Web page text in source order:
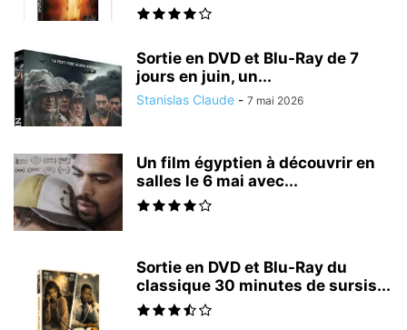
Sortie en DVD et Blu-Ray de 7
jours en juin, un...
Stanislas Claude - 7 mai 2026
Un film égyptien à découvrir en
salles le 6 mai avec...
Sortie en DVD et Blu-Ray du
classique 30 minutes de sursis...